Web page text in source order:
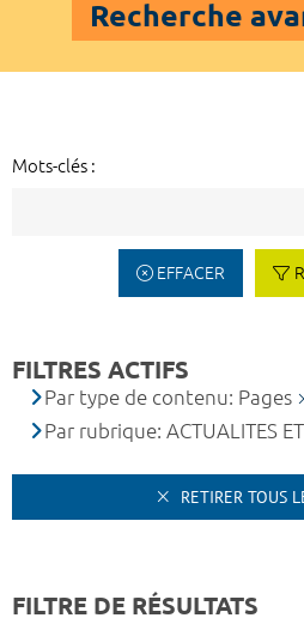
Recherche
Mots-clés :
EFFACER
FILTRES ACTIFS
Par type de contenu: Pages
Par rubrique: ACTUALITES
RETIRER TOUS
FILTRE DE RÉSULTATS